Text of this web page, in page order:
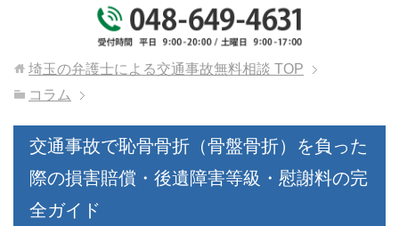
埼玉の弁護士による交通事故無料相談 TOP
コラム
交通事故で恥骨骨折（骨盤骨折）を負った
際の損害賠償・後遺障害等級・慰謝料の完
全ガイド